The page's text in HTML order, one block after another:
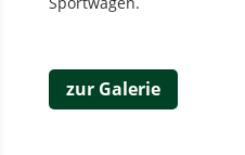
zur Galerie